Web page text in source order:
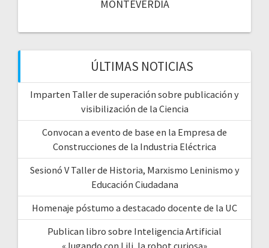
MONTEVERDIA
ÚLTIMAS NOTICIAS
Imparten Taller de superación sobre publicación y
visibilización de la Ciencia
Convocan a evento de base en la Empresa de
Construcciones de la Industria Eléctrica
Sesionó V Taller de Historia, Marxismo Leninismo y
Educación Ciudadana
Homenaje póstumo a destacado docente de la UC
Publican libro sobre Inteligencia Artificial
«Jugando con Lili, la robot curiosa»